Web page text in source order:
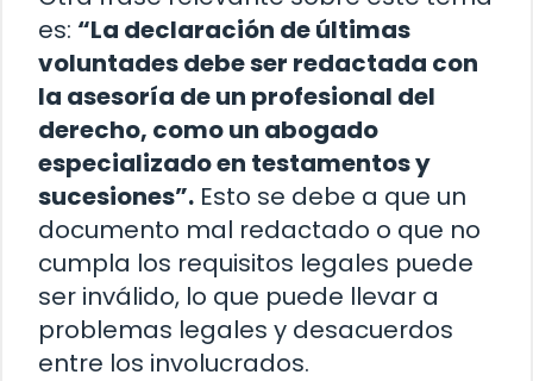
es: “La declaración de últimas
voluntades debe ser redactada con
la asesoría de un profesional del
derecho, como un abogado
especializado en testamentos y
sucesiones”. Esto se debe a que un
documento mal redactado o que no
cumpla los requisitos legales puede
ser inválido, lo que puede llevar a
problemas legales y desacuerdos
entre los involucrados.